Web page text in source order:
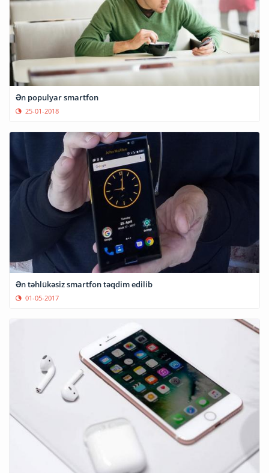
Ən populyar smartfon
25-01-2018
Ən təhlükəsiz smartfon təqdim edilib
01-05-2017